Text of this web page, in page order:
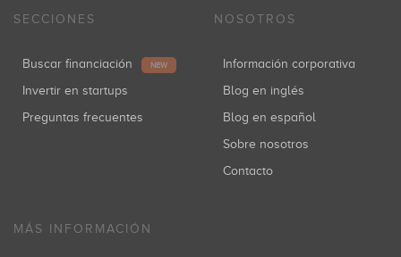
SECCIONES
Buscar financiación NEW
Invertir en startups
Preguntas frecuentes
NOSOTROS
Información corporativa
Blog en inglés
Blog en español
Sobre nosotros
Contacto
MÁS INFORMACIÓN